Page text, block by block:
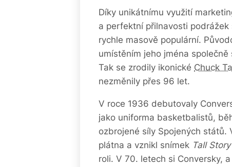
Díky unikátnímu využití
a perfektní přilnavosti
rychle masově populární.
umístěním jeho jména
Tak se zrodily ikonické Chuck
nezměnily přes 96 let.
V roce 1936 debutovaly
jako uniforma basketbalistů,
ozbrojené síly Spojených
plátna a vznikl snímek Tall Story
roli. V 70. letech si Conversky,